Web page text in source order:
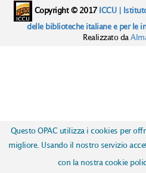
Questo OPAC utilizza i cookies per
migliore. Usando il nostro servizio
con la nostra cookie
Copyright © 2017 ICCU |
delle biblioteche italiane e per le
Realizzato da